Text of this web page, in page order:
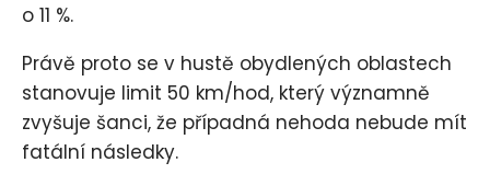
o 11 %.
Právě proto se v hustě obydlených oblastech
stanovuje limit 50 km/hod, který významně
zvyšuje šanci, že případná nehoda nebude mít
fatální následky.